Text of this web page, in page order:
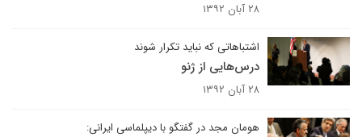
۲۸ آبان ۱۳۹۲
اشتباهاتی که نباید تکرار شوند
درس‌هایی از ژنو
۲۸ آبان ۱۳۹۲
هومان مجد در گفتگو با دیپلماسی ایرانی: